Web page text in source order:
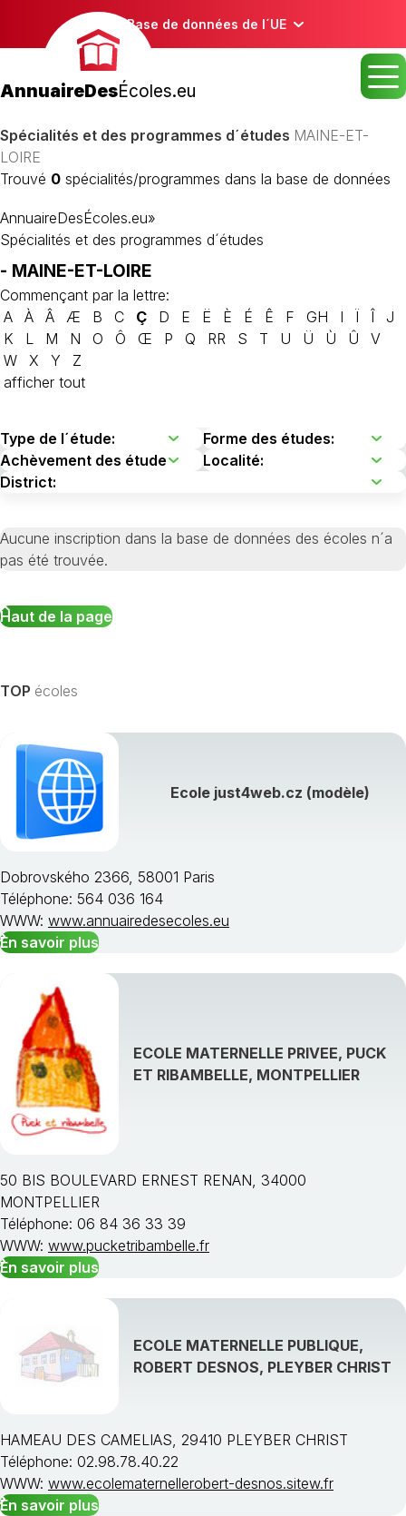
Base de données de l´UE
AnnuaireDesÉcoles.eu
Spécialités et des programmes d´études MAINE-ET-
LOIRE
Trouvé 0 spécialités/programmes dans la base de données
AnnuaireDesÉcoles.eu»
Spécialités et des programmes d´études
- MAINE-ET-LOIRE
Commençant par la lettre:
A
À Â Æ B C Ç D E Ë È É Ê F GH I Ï Î
J
K
L M N O Ô Œ P Q RR S T U Ü Ù Û
V
W
X Y
Z
afficher tout
Aucune inscription dans la base de données des écoles n´a
pas été trouvée.
Haut de la page
TOP écoles
Ecole just4web.cz (modèle)
Dobrovského 2366, 58001 Paris
Téléphone: 564 036 164
WWW: www.annuairedesecoles.eu
En savoir plus
ECOLE MATERNELLE PRIVEE, PUCK
ET RIBAMBELLE, MONTPELLIER
50 BIS BOULEVARD ERNEST RENAN, 34000
MONTPELLIER
Téléphone: 06 84 36 33 39
WWW: www.pucketribambelle.fr
En savoir plus
ECOLE MATERNELLE PUBLIQUE,
ROBERT DESNOS, PLEYBER CHRIST
HAMEAU DES CAMELIAS, 29410 PLEYBER CHRIST
Téléphone: 02.98.78.40.22
WWW: www.ecolematernellerobert-desnos.sitew.fr
En savoir plus